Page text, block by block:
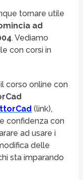
tornare utile
ad
. Vediamo
con corsi in
corso online con
(link),
confidenza con
ad usare i
delle
sta imparando